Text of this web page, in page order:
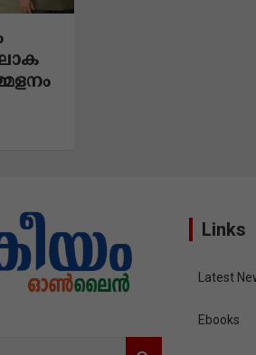
Links
Latest
Ebooks